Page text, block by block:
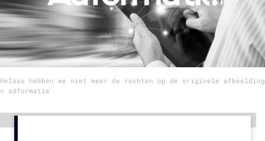
Home
9 sept: GenAI-training
12 nov: MarketingLive!
Adverteren
Events
Helaas hebben we niet meer de rechten op de originele afbeelding
© adformatie